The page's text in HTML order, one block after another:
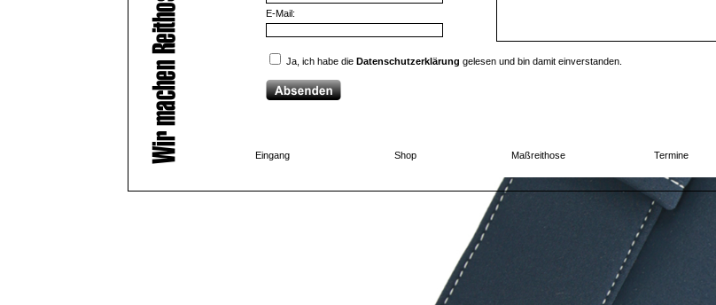
E-Mail:
Ja, ich habe die Datenschutzerklärung gelesen und bin damit einverstanden.
Eingang Shop Maßreithose Termine